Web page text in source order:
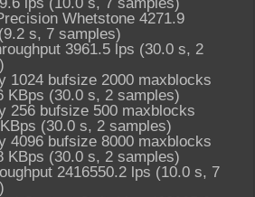
Whetstone 4271.9
s, 7 samples)
3961.5 lps (30.0 s, 2
1024 bufsize 2000 maxblocks
KBps (30.0 s, 2 samples)
256 bufsize 500 maxblocks
(30.0 s, 2 samples)
4096 bufsize 8000 maxblocks
KBps (30.0 s, 2 samples)
2416550.2 lps (10.0 s, 7